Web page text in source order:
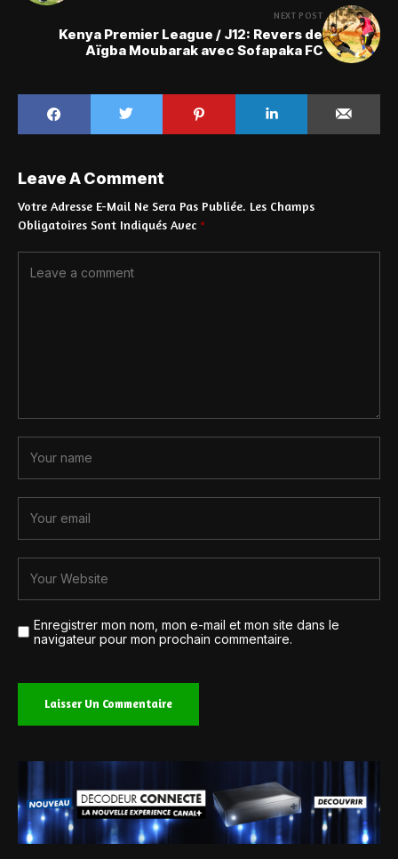
NEXT POST
Kenya Premier League / J12: Revers de
Aïgba Moubarak avec Sofapaka FC
Leave A Comment
Votre Adresse E-Mail Ne Sera Pas Publiée. Les Champs
Obligatoires Sont Indiqués Avec *
Enregistrer mon nom, mon e-mail et mon site dans le
navigateur pour mon prochain commentaire.